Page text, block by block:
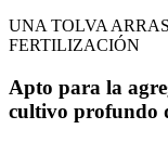
UNA TOLVA
FERTILIZACIÓN
Apto para la
cultivo profundo